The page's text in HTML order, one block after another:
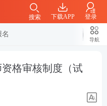
下载APP 登录
搜索
名
导航
格审核制度（试